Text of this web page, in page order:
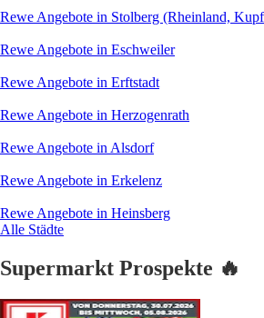
Rewe Angebote in Stolberg (Rheinland,
Rewe Angebote in Eschweiler
Rewe Angebote in Erftstadt
Rewe Angebote in Herzogenrath
Rewe Angebote in Alsdorf
Rewe Angebote in Erkelenz
Rewe Angebote in Heinsberg
Alle Städte
Supermarkt Prospekte 🔥